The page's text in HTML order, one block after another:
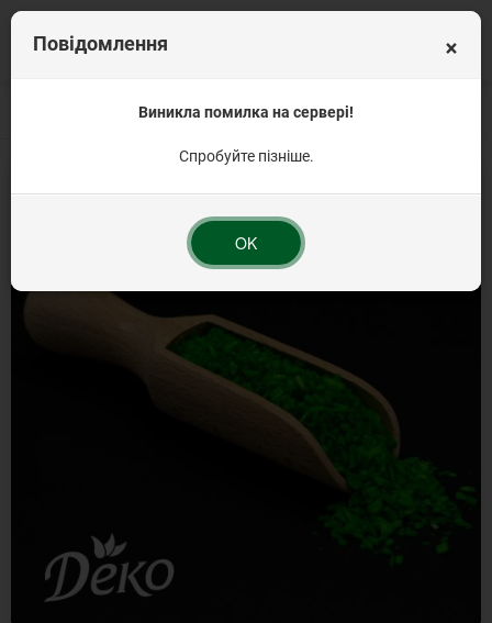
Вагова продукція Крохмаль та сода Кокосова стружка зелена
×
Повідомлення
Виникла помилка на сервері!
Спробуйте пізніше.
OK